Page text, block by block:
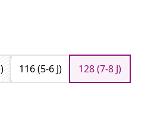
116 (5-6 J) 128 (7-8 J)